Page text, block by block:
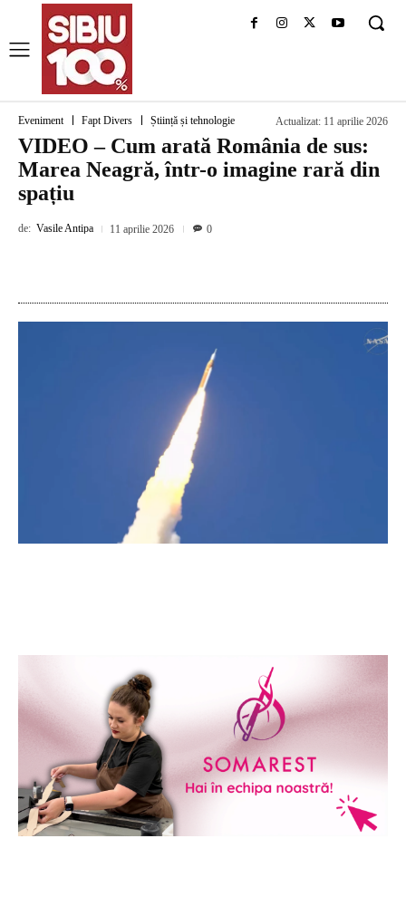
Eveniment Fapt Divers Știință și tehnologie Actualizat: 11 aprilie 2026
VIDEO – Cum arată România de sus:
Marea Neagră, într-o imagine rară din
spațiu
de: Vasile Antipa 11 aprilie 2026 0